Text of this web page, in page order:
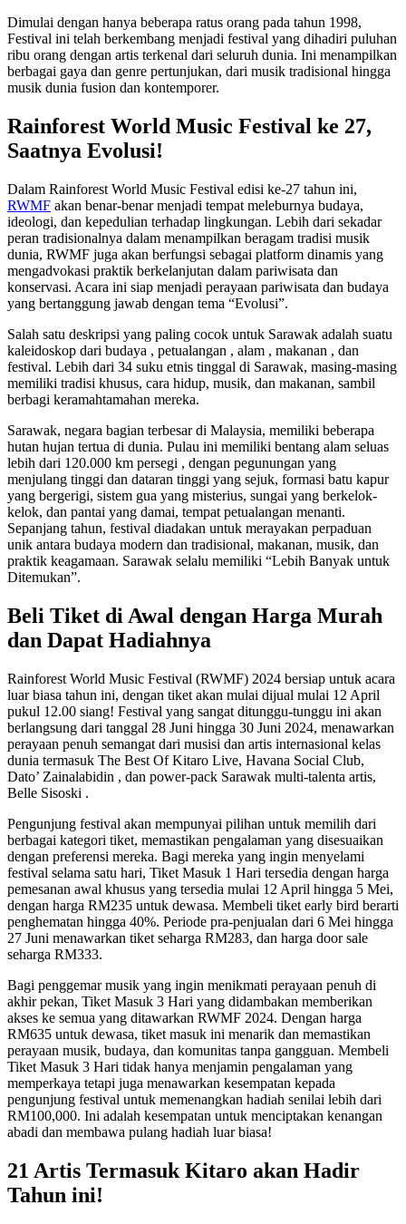
Dimulai dengan hanya beberapa ratus orang pada tahun 1998,
Festival ini telah berkembang menjadi festival yang dihadiri puluhan
ribu orang dengan artis terkenal dari seluruh dunia. Ini menampilkan
berbagai gaya dan genre pertunjukan, dari musik tradisional hingga
musik dunia fusion dan kontemporer.
Rainforest World Music Festival ke 27,
Saatnya Evolusi!
Dalam Rainforest World Music Festival edisi ke-27 tahun ini,
RWMF akan benar-benar menjadi tempat meleburnya budaya,
ideologi, dan kepedulian terhadap lingkungan. Lebih dari sekadar
peran tradisionalnya dalam menampilkan beragam tradisi musik
dunia, RWMF juga akan berfungsi sebagai platform dinamis yang
mengadvokasi praktik berkelanjutan dalam pariwisata dan
konservasi. Acara ini siap menjadi perayaan pariwisata dan budaya
yang bertanggung jawab dengan tema “Evolusi”.
Salah satu deskripsi yang paling cocok untuk Sarawak adalah suatu
kaleidoskop dari budaya , petualangan , alam , makanan , dan
festival. Lebih dari 34 suku etnis tinggal di Sarawak, masing-masing
memiliki tradisi khusus, cara hidup, musik, dan makanan, sambil
berbagi keramahtamahan mereka.
Sarawak, negara bagian terbesar di Malaysia, memiliki beberapa
hutan hujan tertua di dunia. Pulau ini memiliki bentang alam seluas
lebih dari 120.000 km persegi , dengan pegunungan yang
menjulang tinggi dan dataran tinggi yang sejuk, formasi batu kapur
yang bergerigi, sistem gua yang misterius, sungai yang berkelok-
kelok, dan pantai yang damai, tempat petualangan menanti.
Sepanjang tahun, festival diadakan untuk merayakan perpaduan
unik antara budaya modern dan tradisional, makanan, musik, dan
praktik keagamaan. Sarawak selalu memiliki “Lebih Banyak untuk
Ditemukan”.
Beli Tiket di Awal dengan Harga Murah
dan Dapat Hadiahnya
Rainforest World Music Festival (RWMF) 2024 bersiap untuk acara
luar biasa tahun ini, dengan tiket akan mulai dijual mulai 12 April
pukul 12.00 siang! Festival yang sangat ditunggu-tunggu ini akan
berlangsung dari tanggal 28 Juni hingga 30 Juni 2024, menawarkan
perayaan penuh semangat dari musisi dan artis internasional kelas
dunia termasuk The Best Of Kitaro Live, Havana Social Club,
Dato’ Zainalabidin , dan power-pack Sarawak multi-talenta artis,
Belle Sisoski .
Pengunjung festival akan mempunyai pilihan untuk memilih dari
berbagai kategori tiket, memastikan pengalaman yang disesuaikan
dengan preferensi mereka. Bagi mereka yang ingin menyelami
festival selama satu hari, Tiket Masuk 1 Hari tersedia dengan harga
pemesanan awal khusus yang tersedia mulai 12 April hingga 5 Mei,
dengan harga RM235 untuk dewasa. Membeli tiket early bird berarti
penghematan hingga 40%. Periode pra-penjualan dari 6 Mei hingga
27 Juni menawarkan tiket seharga RM283, dan harga door sale
seharga RM333.
Bagi penggemar musik yang ingin menikmati perayaan penuh di
akhir pekan, Tiket Masuk 3 Hari yang didambakan memberikan
akses ke semua yang ditawarkan RWMF 2024. Dengan harga
RM635 untuk dewasa, tiket masuk ini menarik dan memastikan
perayaan musik, budaya, dan komunitas tanpa gangguan. Membeli
Tiket Masuk 3 Hari tidak hanya menjamin pengalaman yang
memperkaya tetapi juga menawarkan kesempatan kepada
pengunjung festival untuk memenangkan hadiah senilai lebih dari
RM100,000. Ini adalah kesempatan untuk menciptakan kenangan
abadi dan membawa pulang hadiah luar biasa!
21 Artis Termasuk Kitaro akan Hadir
Tahun ini!